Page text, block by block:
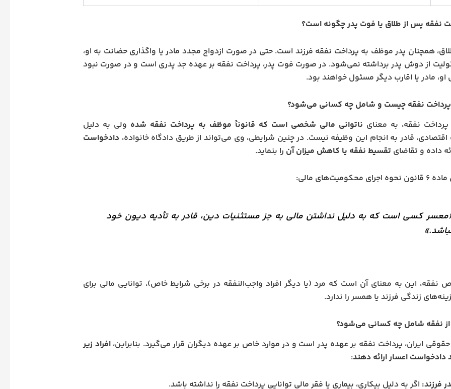
نفقه پس از طلاق یا فوت پدر چگونه است؟
همچنان پدر موظف به پرداخت نفقه فرزند است. حتی در صورت ازدواج مجدد مادر یا واگذاری حضانت به او،
از دوش پدر برداشته نمی‌شود. در صورت فوت پدر، پرداخت نفقه بر عهده جد پدری است و در صورت نبود
او، مادر یا اقارب دیگر مسئول خواهند بود.
پرداخت نفقه چیست و شامل چه کسانی می‌شود؟
پرداخت نفقه، به معنای ناتوانی مالی شخصی است که قانوناً موظف به پرداخت نفقه شده ولی به دلیل
قادر به انجام این وظیفه نیست. در چنین شرایطی، وی می‌تواند از طریق دادگاه خانواده، دادخواست
داده و تقاضای تقسیط نفقه یا کاهش میزان آن را بنماید.
محکومیت‌های مالی:
کسی است که به دلیل نداشتن مالی به جز مستثنیات دین، قادر به تأدیه دیون خود
این به معنای آن است که مرد (یا دیگر افراد واجب‌النفقه در برخی شرایط خاص)، توانایی مالی برای
زندگی فرزند یا همسر را ندارد.
از نفقه شامل چه کسانی می‌شود؟
ایران، پرداخت نفقه بر عهده پدر است و در موارد خاص بر عهده دیگران قرار می‌گیرد. بنابراین،افراد زیر
دادخواست اعسار ارائه دهند:
فرزند: اگر به دلیل بیکاری، بیماری یا فقر مالی توانایی پرداخت نفقه را نداشته باشد.